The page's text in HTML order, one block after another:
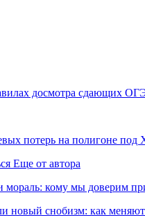
досмотра сдающих
потерь на полигоне под
Еще от автора
мораль: кому мы доверим
новый снобизм: как